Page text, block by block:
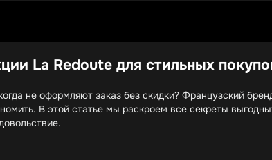
La Redoute для стильных
не оформляют заказ без скидки? Французский
В этой статье мы раскроем все секреты